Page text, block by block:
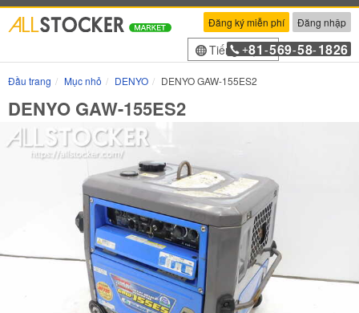
Đăng ký miễn phí Đăng nhập
Tiếng Việt
+81 -569-58-1826
Đầu trang Mục nhỏ DENYO DENYO GAW-155ES2
DENYO GAW-155ES2